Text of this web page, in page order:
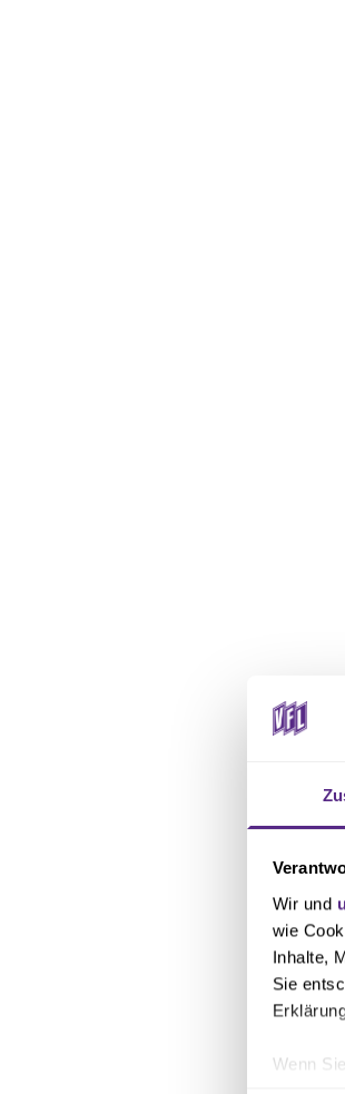
Wir und
wie
Inhalte,
Sie
Wenn